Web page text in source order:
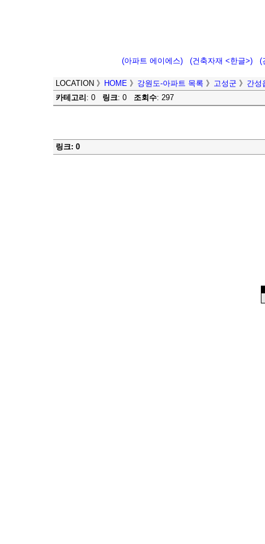
(아파트 에이에스) (건축자재 <한글>) (
LOCATION 》 HOME 》 강원도-아파트 목록 》 고성군 》 간성
카테고리 : 0 링크: 0 조회수: 297
링크: 0